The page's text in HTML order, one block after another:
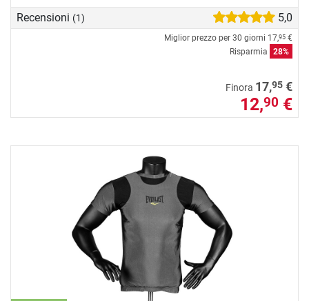
Recensioni (1) 5,0
Miglior prezzo per 30 giorni 17,95 €
Risparmia
28%
Finora 17,95 €
12,90 €